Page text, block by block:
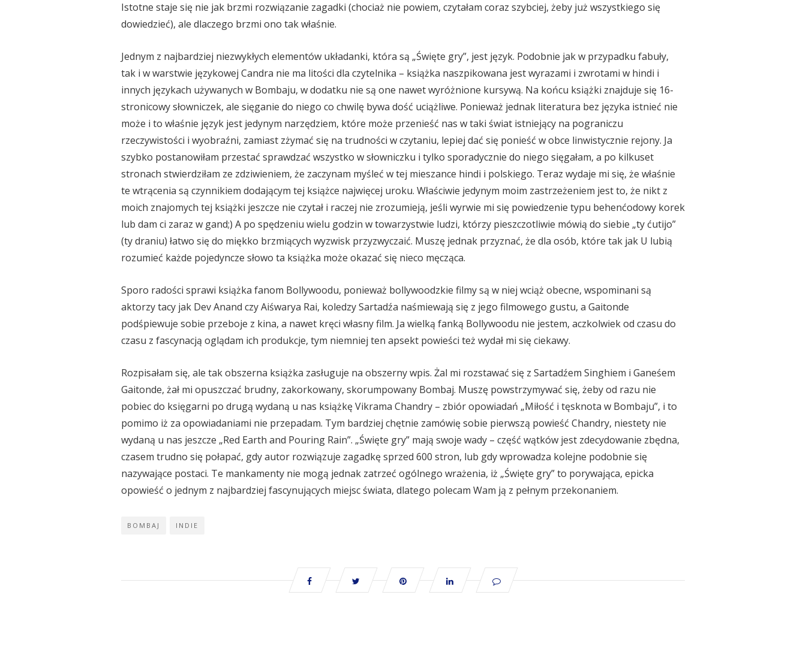
Istotne staje się nie jak brzmi rozwiązanie zagadki (chociaż nie powiem, czytałam coraz szybciej, żeby już wszystkiego się
dowiedzieć), ale dlaczego brzmi ono tak właśnie.
Jednym z najbardziej niezwykłych elementów układanki, która są „Święte gry”, jest język. Podobnie jak w przypadku fabuły,
tak i w warstwie językowej Candra nie ma litości dla czytelnika – książka naszpikowana jest wyrazami i zwrotami w hindi i
innych językach używanych w Bombaju, w dodatku nie są one nawet wyróżnione kursywą. Na końcu książki znajduje się 16-
stronicowy słowniczek, ale sięganie do niego co chwilę bywa dość uciążliwe. Ponieważ jednak literatura bez języka istnieć nie
może i to właśnie język jest jedynym narzędziem, które może przenieść nas w taki świat istniejący na pograniczu
rzeczywistości i wyobraźni, zamiast zżymać się na trudności w czytaniu, lepiej dać się ponieść w obce linwistycznie rejony. Ja
szybko postanowiłam przestać sprawdzać wszystko w słowniczku i tylko sporadycznie do niego sięgałam, a po kilkuset
stronach stwierdziłam ze zdziwieniem, że zaczynam myśleć w tej mieszance hindi i polskiego. Teraz wydaje mi się, że właśnie
te wtrącenia są czynnikiem dodającym tej książce najwięcej uroku. Właściwie jedynym moim zastrzeżeniem jest to, że nikt z
moich znajomych tej książki jeszcze nie czytał i raczej nie zrozumieją, jeśli wyrwie mi się powiedzenie typu behenćodowy korek
lub dam ci zaraz w gand;) A po spędzeniu wielu godzin w towarzystwie ludzi, którzy pieszczotliwie mówią do siebie „ty ćutijo”
(ty draniu) łatwo się do miękko brzmiących wyzwisk przyzwyczaić. Muszę jednak przyznać, że dla osób, które tak jak U lubią
rozumieć każde pojedyncze słowo ta książka może okazać się nieco męcząca.
Sporo radości sprawi książka fanom Bollywoodu, ponieważ bollywoodzkie filmy są w niej wciąż obecne, wspominani są
aktorzy tacy jak Dev Anand czy Aiśwarya Rai, koledzy Sartadźa naśmiewają się z jego filmowego gustu, a Gaitonde
podśpiewuje sobie przeboje z kina, a nawet kręci własny film. Ja wielką fanką Bollywoodu nie jestem, aczkolwiek od czasu do
czasu z fascynacją oglądam ich produkcje, tym niemniej ten apsekt powieści też wydał mi się ciekawy.
Rozpisałam się, ale tak obszerna książka zasługuje na obszerny wpis. Żal mi rozstawać się z Sartadźem Singhiem i Ganeśem
Gaitonde, żał mi opuszczać brudny, zakorkowany, skorumpowany Bombaj. Muszę powstrzymywać się, żeby od razu nie
pobiec do księgarni po drugą wydaną u nas książkę Vikrama Chandry – zbiór opowiadań „Miłość i tęsknota w Bombaju”, i to
pomimo iż za opowiadaniami nie przepadam. Tym bardziej chętnie zamówię sobie pierwszą powieść Chandry, niestety nie
wydaną u nas jeszcze „Red Earth and Pouring Rain”. „Święte gry” mają swoje wady – część wątków jest zdecydowanie zbędna,
czasem trudno się połapać, gdy autor rozwiązuje zagadkę sprzed 600 stron, lub gdy wprowadza kolejne podobnie się
nazywające postaci. Te mankamenty nie mogą jednak zatrzeć ogólnego wrażenia, iż „Święte gry” to porywająca, epicka
opowieść o jednym z najbardziej fascynujących miejsc świata, dlatego polecam Wam ją z pełnym przekonaniem.
BOMBAJ INDIE